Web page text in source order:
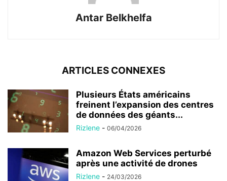
Antar Belkhelfa
ARTICLES CONNEXES
Plusieurs États américains
freinent l’expansion des centres
de données des géants...
Rizlene - 06/04/2026
Amazon Web Services perturbé
après une activité de drones
Rizlene - 24/03/2026